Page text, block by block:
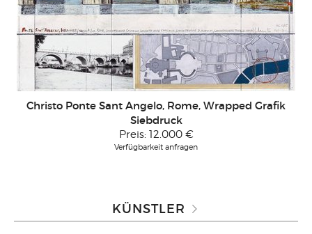
Christo Ponte Sant Angelo, Rome, Wrapped Grafik
Siebdruck
Preis: 12.000 €
Verfügbarkeit anfragen
KÜNSTLER